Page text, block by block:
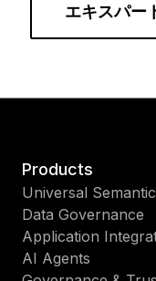
エキスパー
Products
Universal
Data Governance
Application
AI Agents